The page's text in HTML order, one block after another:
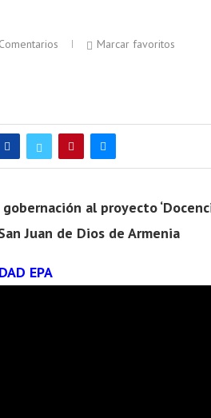
Marcar favoritos
al proyecto
Juan de Dios de Armenia
EPA